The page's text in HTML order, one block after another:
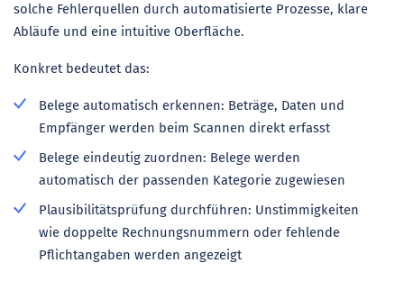
solche Fehlerquellen durch automatisierte Prozesse, klare
Abläufe und eine intuitive Oberfläche.
Konkret bedeutet das:
Belege automatisch erkennen: Beträge, Daten und
Empfänger werden beim Scannen direkt erfasst
Belege eindeutig zuordnen: Belege werden
automatisch der passenden Kategorie zugewiesen
Plausibilitätsprüfung durchführen: Unstimmigkeiten
wie doppelte Rechnungsnummern oder fehlende
Pflichtangaben werden angezeigt